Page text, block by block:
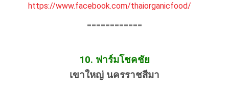
https://www.facebook.com/thaiorganicfood/
============
10. ฟาร์มโชคชัย
เขาใหญ่ นครราชสีมา